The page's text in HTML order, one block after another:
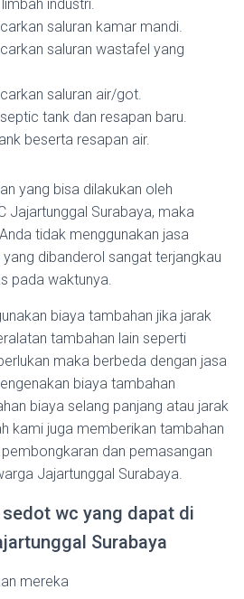
industri.
saluran kamar mandi.
saluran wastafel yang
saluran air/got.
tank dan resapan baru.
beserta resapan air.
yang bisa dilakukan oleh
Jajartunggal Surabaya, maka
tidak menggunakan jasa
dibanderol sangat terjangkau
pada waktunya.
biaya tambahan jika jarak
tambahan lain seperti
maka berbeda dengan jasa
biaya tambahan
biaya selang panjang atau jarak
kami juga memberikan tambahan
dan pemasangan
Jajartunggal Surabaya.
wc yang dapat di
Surabaya
mereka